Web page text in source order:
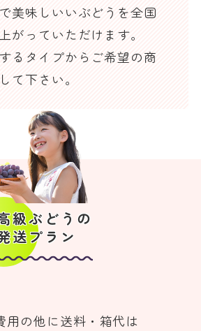
美味しいいぶどうを全国
がっていただけます。
るタイプからご希望の商
て下さい。
級ぶどうの
送プラン
の他に送料・箱代は